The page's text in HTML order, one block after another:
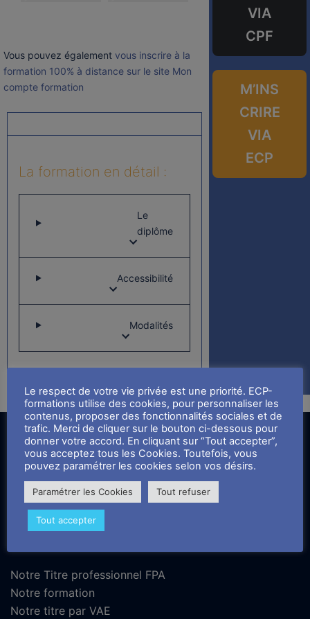
Vous pouvez également vous inscrire à la
formation 100% à distance sur le site Mon
compte formation
La formation en détail :
Le
diplôme
Accessibilité
Modalités
VIA
CPF
M’INS
CRIRE
VIA
ECP
Nos formations
Titre Professionnel de Formateur Professionnel d'Adultes (FPA)
Notre Titre professionnel FPA
Notre formation
Notre titre par VAE
Le respect de votre vie privée est une priorité. ECP-
formations utilise des cookies, pour personnaliser les
contenus, proposer des fonctionnalités sociales et de
trafic. Merci de cliquer sur le bouton ci-dessous pour
donner votre accord. En cliquant sur “Tout accepter”,
vous acceptez tous les Cookies. Toutefois, vous
pouvez paramétrer les cookies selon vos désirs.
Paramétrer les Cookies Tout refuser
Tout accepter